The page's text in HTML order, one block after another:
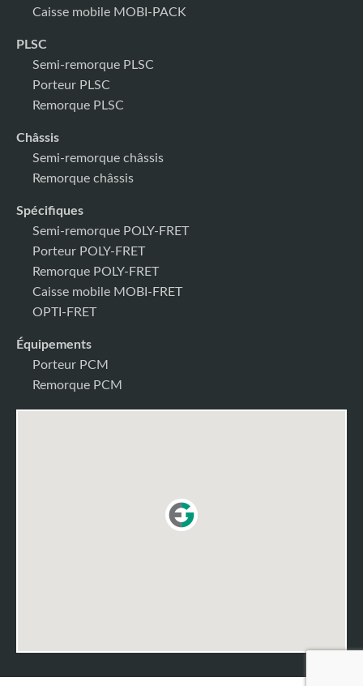
Caisse mobile MOBI-PACK
PLSC
Semi-remorque PLSC
Porteur PLSC
Remorque PLSC
Châssis
Semi-remorque châssis
Remorque châssis
Spécifiques
Semi-remorque POLY-FRET
Porteur POLY-FRET
Remorque POLY-FRET
Caisse mobile MOBI-FRET
OPTI-FRET
Équipements
Porteur PCM
Remorque PCM